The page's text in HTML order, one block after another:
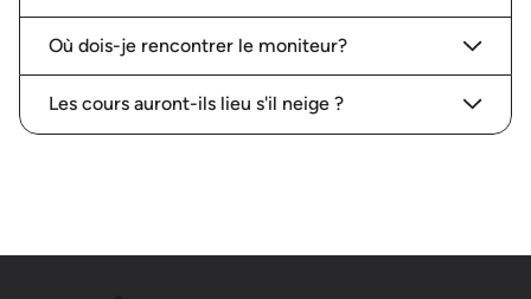
Où dois-je rencontrer le moniteur?
Les cours auront-ils lieu s'il neige ?